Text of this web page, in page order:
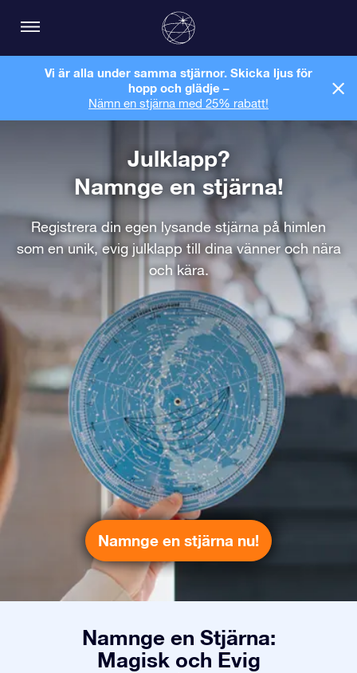
Vi är alla under samma stjärnor. Skicka ljus för
hopp och glädje –
Nämn en stjärna med 25% rabatt!
Julklapp?
Namnge en stjärna!
Registrera din egen lysande stjärna på himlen
som en unik, evig julklapp till dina vänner och nära
och kära.
Namnge en stjärna nu!
Namnge en Stjärna:
Magisk och Evig